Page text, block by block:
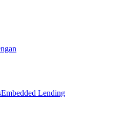
Embedded Lending